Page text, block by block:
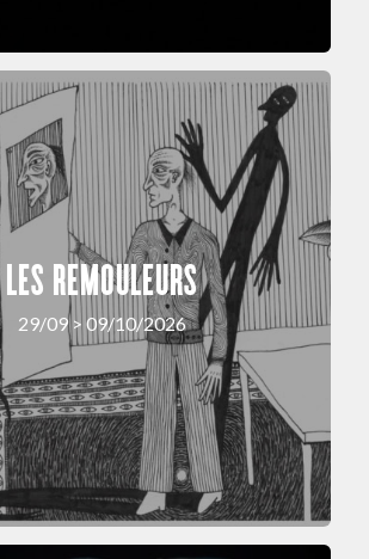
LES REMOULEURS
29/09 > 09/10/2026